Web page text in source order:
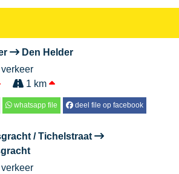
Den Helder
1 km
whatsapp file deel file op facebook
/ Tichelstraat